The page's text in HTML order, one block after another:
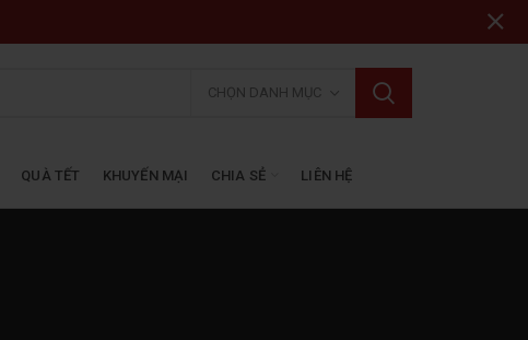
CHỌN DANH MỤC
QUÀ TẾT KHUYẾN MẠI CHIA SẺ LIÊN HỆ